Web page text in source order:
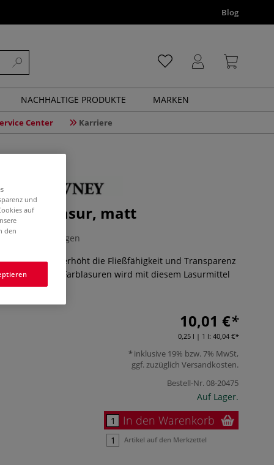
Blog
NACHHALTIGE PRODUKTE MARKEN
Center Karriere
Lasur, matt
0 Bewertungen
Lasur, matt erhöht die Fließfähigkeit und Transparenz
Malen von Farblasuren wird mit diesem Lasurmittel
10,01 €
0,25 l | 1 l: 40,04 €
inklusive 19% bzw. 7% MwSt,
ggf. zuzüglich Versandkosten.
Bestell-Nr.08-20475
Auf Lager.
In den Warenkorb
Artikel auf den Merkzettel
und
auf
den